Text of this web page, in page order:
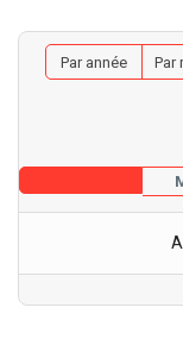
Par année Par